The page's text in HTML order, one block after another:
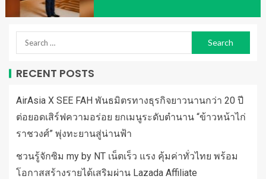
RECENT POSTS
AirAsia X SEE FAH พันธมิตรทางธุรกิจยาวนานกว่า 20 ปี
ต่อยอดเสิร์ฟความอร่อย ยกเมนูระดับตำนาน “ข้าวหน้าไก่
ราชวงศ์” พุ่งทะยานสู่น่านฟ้า
ชวนรู้จักซิม my by NT เน็ตเร็ว แรง คุ้มค่าทั่วไทย พร้อม
โอกาสสร้างรายได้เสริมผ่าน Lazada Affiliate